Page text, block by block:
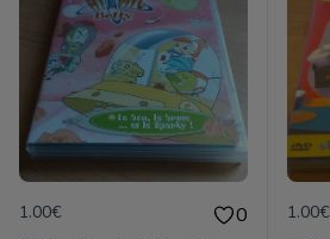
1.00€ 0 1.00€